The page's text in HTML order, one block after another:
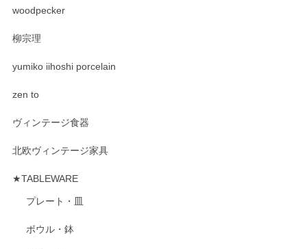
woodpecker
柳宗理
yumiko iihoshi porcelain
zen to
ヴィンテージ食器
北欧ヴィンテージ家具
★TABLEWARE
プレート・皿
ボウル・鉢